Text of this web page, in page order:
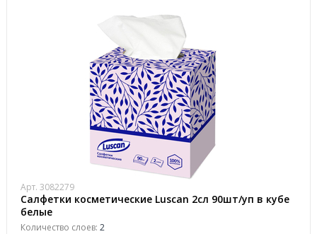
Арт. 3082279
Салфетки косметические Luscan 2сл 90шт/уп в кубе
белые
Количество слоев: 2